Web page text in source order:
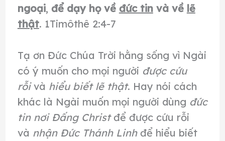
ngoại, để dạy họ về đức tin và về lẽ
thật. 1Timôthê 2:4-7
Tạ ơn Đức Chúa Trời hằng sống vì Ngài
có ý muốn cho mọi người được cứu
rỗivà hiểu biết lẽ thật. Hay nói cách
khác là Ngài muốn mọi người dùng đức
tin nơi Đấng Christđể được cứu rỗi
và nhận Đức Thánh Linhđể hiểu biết